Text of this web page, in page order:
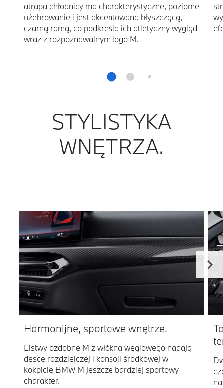
atrapa chłodnicy ma charakterystyczne, poziome
użebrowanie i jest akcentowana błyszczącą,
czarną ramą, co podkreśla ich atletyczny wygląd
wraz z rozpoznawalnym logo M.
STYLISTYKA
WNĘTRZA.
Harmonijne, sportowe wnętrze.
Listwy ozdobne M z włókna węglowego nadają
desce rozdzielczej i konsoli środkowej w
kokpicie BMW M jeszcze bardziej sportowy
charakter.